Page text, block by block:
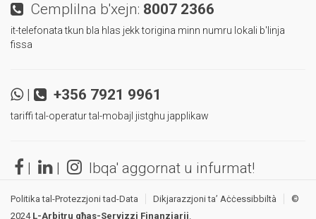
Cemplilna b'xejn: 8007 2366
it-telefonata tkun bla hlas jekk torigina minn numru lokali b'linja
fissa
| +356 7921 9961
tariffi tal-operatur tal-mobajl jistghu japplikaw
| | Ibqa' aggornat u infurmat!
Politika tal-Protezzjoni tad-Data Dikjarazzjoni ta’ Aċċessibbiltà
©
2024L-Arbitru għas-Servizzi Finanzjarji.